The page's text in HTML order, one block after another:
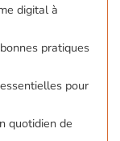
digital à
pratiques
pour
quotidien de